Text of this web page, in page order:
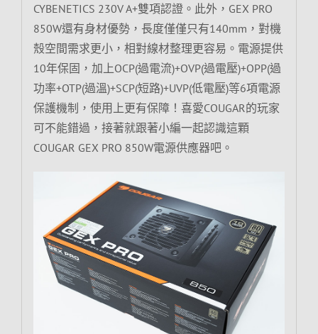
CYBENETICS 230V A+雙項認證。此外，GEX PRO
850W還有身材優勢，長度僅僅只有140mm，對機
殼空間需求更小，相對線材整理更容易。電源提供
10年保固，加上OCP(過電流)+OVP(過電壓)+OPP(過
功率+OTP(過溫)+SCP(短路)+UVP(低電壓)等6項電源
保護機制，使用上更有保障！喜愛COUGAR的玩家
可不能錯過，接著就跟著小編一起認識這顆
COUGAR GEX PRO 850W電源供應器吧。